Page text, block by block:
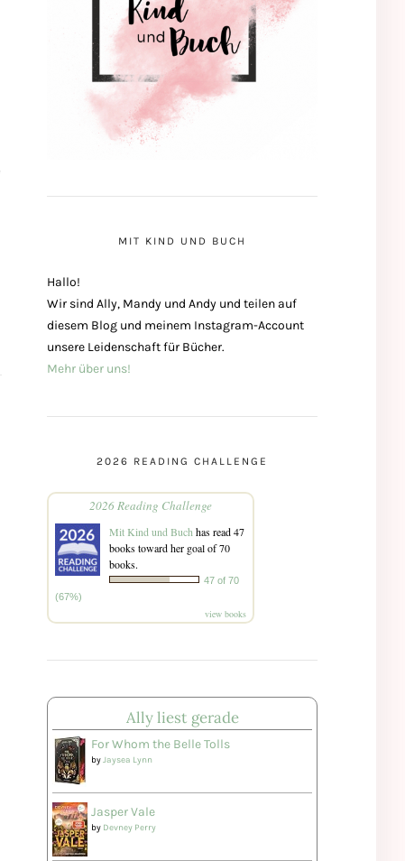
MIT KIND UND BUCH
Hallo!
Wir sind Ally, Mandy und Andy und teilen auf
diesem Blog und meinem Instagram-Account
unsere Leidenschaft für Bücher.
Mehr über uns!
2026 READING CHALLENGE
2026 Reading Challenge
Mit Kind und Buchhas read 47
books toward her goal of 70
books.
47 of 70
(67%)
view books
Ally liest gerade
For Whom the Belle Tolls
byJaysea Lynn
Jasper Vale
by Devney Perry